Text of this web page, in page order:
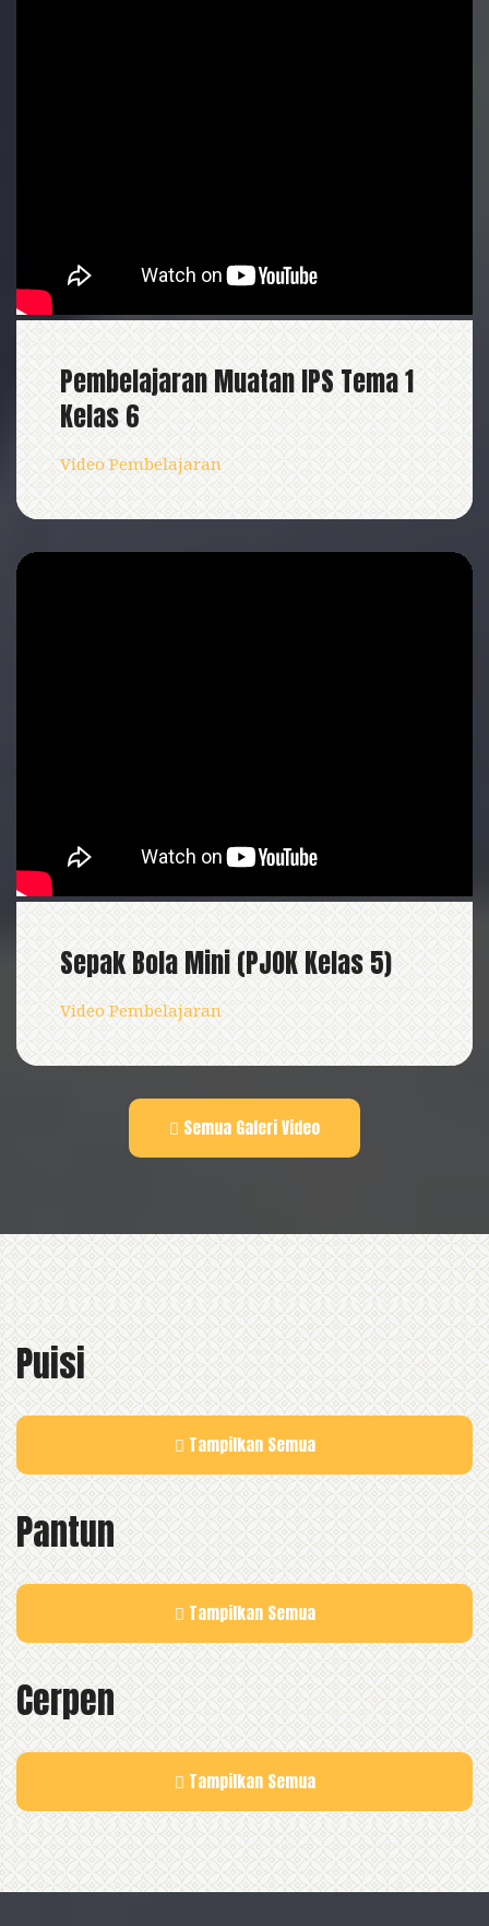
Pembelajaran Muatan IPS Tema 1
Kelas 6
Video Pembelajaran
Sepak Bola Mini (PJOK Kelas 5)
Video Pembelajaran
Semua Galeri Video
Puisi
Tampilkan Semua
Pantun
Tampilkan Semua
Cerpen
Tampilkan Semua